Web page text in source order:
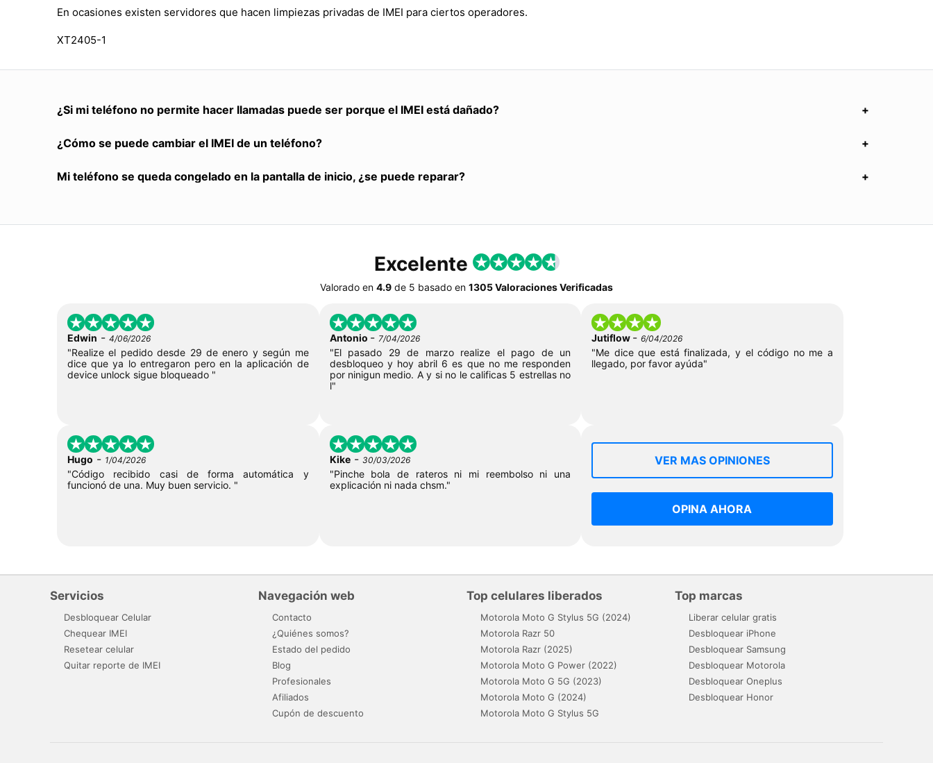
En ocasiones existen servidores que hacen limpiezas privadas de IMEI para ciertos operadores.
XT2405-1
¿Si mi teléfono no permite hacer llamadas puede ser porque el IMEI está dañado?
¿Cómo se puede cambiar el IMEI de un teléfono?
Mi teléfono se queda congelado en la pantalla de inicio, ¿se puede reparar?
Excelente
Valorado en 4.9 de 5 basado en 1305 Valoraciones Verificadas
Edwin - 4/06/2026
"Realize el pedido desde 29 de enero y según me
dice que ya lo entregaron pero en la aplicación de
device unlock sigue bloqueado "
Antonio - 7/04/2026
"El pasado 29 de marzo realize el pago de un
desbloqueo y hoy abril 6 es que no me responden
por ninigun medio. A y si no le calificas 5 estrellas no
l"
Jutiflow -6/04/2026
"Me dice que está finalizada, y el código no me a
llegado, por favor ayúda"
Hugo - 1/04/2026
"Código recibido casi de forma automática y
funcionó de una. Muy buen servicio. "
Kike- 30/03/2026
"Pinche bola de rateros ni mi reembolso ni una
explicación ni nada chsm."
VER MAS OPINIONES
OPINA AHORA
Servicios
Desbloquear Celular
Chequear IMEI
Resetear celular
Quitar reporte de IMEI
Navegación web
Contacto
¿Quiénes somos?
Estado del pedido
Blog
Profesionales
Afiliados
Cupón de descuento
Top celulares liberados
Motorola Moto G Stylus 5G (2024)
Motorola Razr 50
Motorola Razr (2025)
Motorola Moto G Power (2022)
Motorola Moto G 5G (2023)
Motorola Moto G (2024)
Motorola Moto G Stylus 5G
Top marcas
Liberar celular gratis
Desbloquear iPhone
Desbloquear Samsung
Desbloquear Motorola
Desbloquear Oneplus
Desbloquear Honor